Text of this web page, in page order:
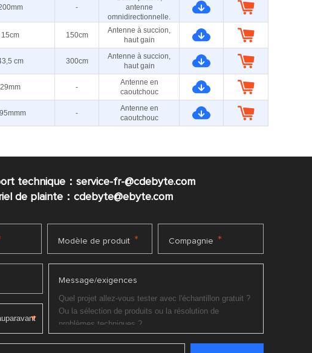
-
antenne
omnidirectionnelle.
15cm 150cm
Antenne à succion,
haut gain
cm 300cm
Antenne à succion,
haut gain
29mm -
Antenne en
caoutchouc
-
Antenne en
caoutchouc
technique：service-fr-@cdebyte.com
de plainte：cdebyte@ebyte.com
Modèle de produit * Compagnie *
Message/exigences